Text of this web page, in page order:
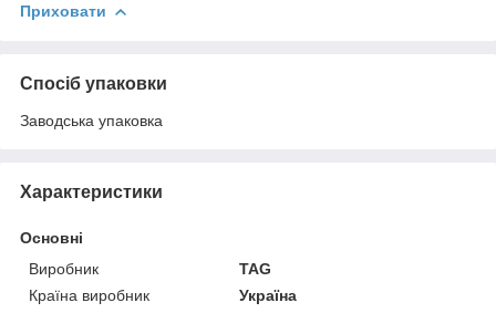
Приховати
Спосіб упаковки
Заводська упаковка
Характеристики
Основні
Виробник
TAG
Країна виробник
Україна